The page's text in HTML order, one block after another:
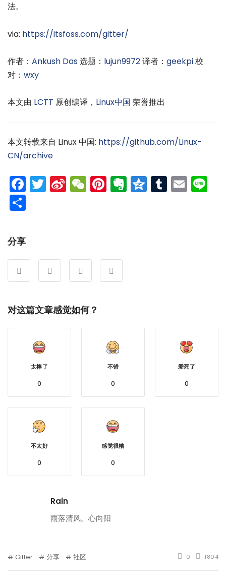
法。
via: https://itsfoss.com/gitter/
作者： Ankush Das 选题： lujun9972译者： geekpi校
对： wxy
本文由 LCTT 原创编译， Linux中国 荣誉推出
本文转载来自 Linux 中国: https://github.com/Linux-
CN/archive
Facebook
Twitter
SinaWeChat
Pinterest
Evernote
Qzone
Tumblr
分享
对这篇文章感觉如何？
太棒了
0
不错
0
爱死了
0
不太好
0
感觉很糟
0
Rain
雨落清风。心向阳
Gitter 分享 社区 0 1804